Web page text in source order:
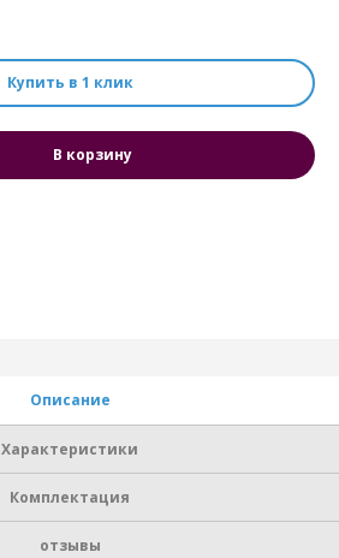
Купить в 1 клик
В корзину
Описание
Характеристики
Комплектация
отзывы